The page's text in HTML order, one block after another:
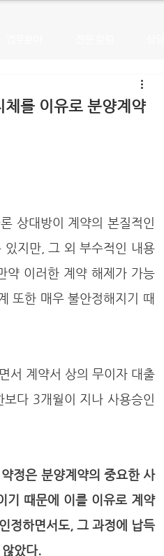
를 이유로 분양계약
있지만, 그 외 부수적인 내용
약 이러한 계약 해제가 가능
또한 매우 불안정해지기 때
다 3개월이 지나 사용승인
정은 분양계약의 중요한 사
기 때문에 이를 이유로 계약
정하면서도, 그 과정에 납득
았다.